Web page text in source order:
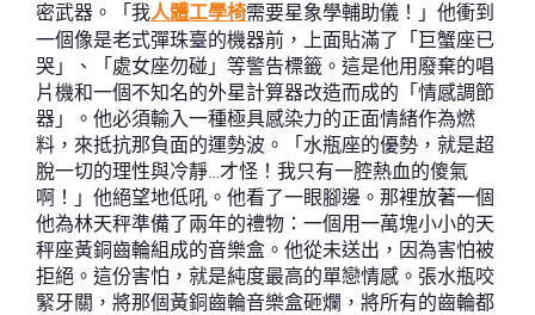
密武器。「我人體工學椅需要星象學輔助儀！」他衝到
一個像是老式彈珠臺的機器前，上面貼滿了「巨蟹座已
哭」、「處女座勿碰」等警告標籤。這是他用廢棄的唱
片機和一個不知名的外星計算器改造而成的「情感調節
器」。他必須輸入一種極具感染力的正面情緒作為燃
料，來抵抗那負面的運勢波。「水瓶座的優勢，就是超
脫一切的理性與冷靜…才怪！我只有一腔熱血的傻氣
啊！」他絕望地低吼。他看了一眼腳邊。那裡放著一個
他為林天秤準備了兩年的禮物：一個用一萬塊小小的天
秤座黃銅齒輪組成的音樂盒。他從未送出，因為害怕被
拒絕。這份害怕，就是純度最高的單戀情感。張水瓶咬
緊牙關，將那個黃銅齒輪音樂盒砸爛，將所有的齒輪都